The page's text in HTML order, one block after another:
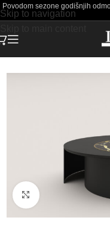
Skip to navigation
Povodom sezone godišnjih
Click to enlarge